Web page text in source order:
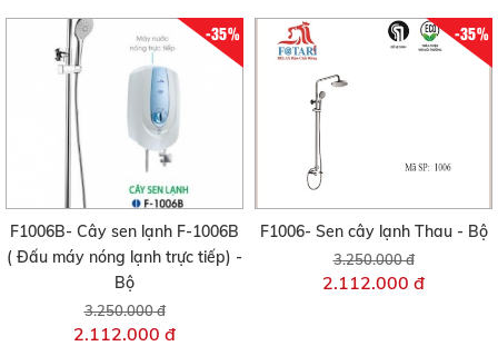
-35%
F1006B- Cây sen lạnh F-1006B
( Đấu máy nóng lạnh trực tiếp) -
Bộ
3.250.000 đ
2.112.000 đ
-35%
F1006- Sen cây lạnh Thau - Bộ
3.250.000 đ
2.112.000 đ